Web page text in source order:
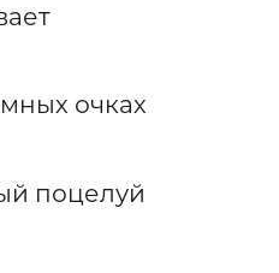
очках
поцелуй